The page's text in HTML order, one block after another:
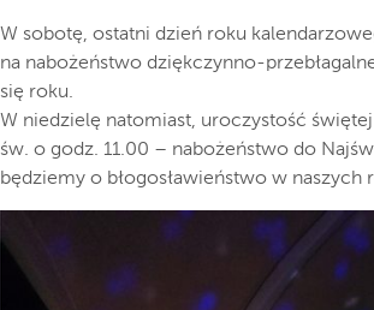
W sobotę, ostatni dzień roku
na nabożeństwo dziękczynno-
się roku.
W niedzielę natomiast, uroczystość
św. o godz. 11.00 – nabożeństwo do
będziemy o błogosławieństwo w